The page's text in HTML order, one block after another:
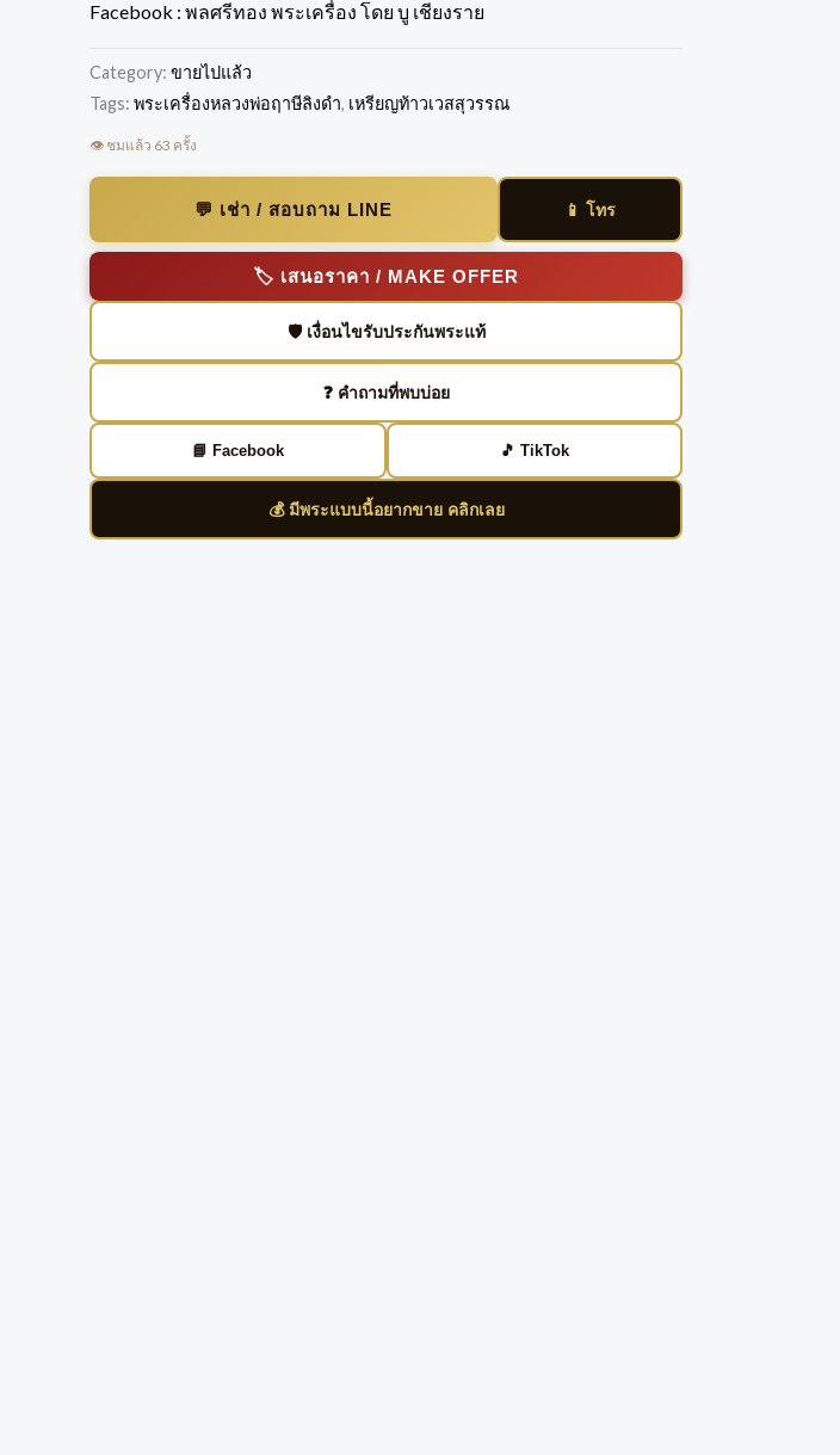
Facebook : พลศรีทอง พระเครื่อง โดย บู เชียงราย
Category:ขายไปแล้ว
Tags:พระเครื่องหลวงพ่อฤาษีลิงดำ, เหรียญท้าวเวสสุวรรณ
👁️ ชมแล้ว 63 ครั้ง
💬 เช่า / สอบถาม LINE 📱 โทร
🏷️ เสนอราคา / MAKE OFFER
🛡️ เงื่อนไขรับประกันพระแท้
❓ คำถามที่พบบ่อย
📘 Facebook 🎵 TikTok
💰 มีพระแบบนี้อยากขาย คลิกเลย